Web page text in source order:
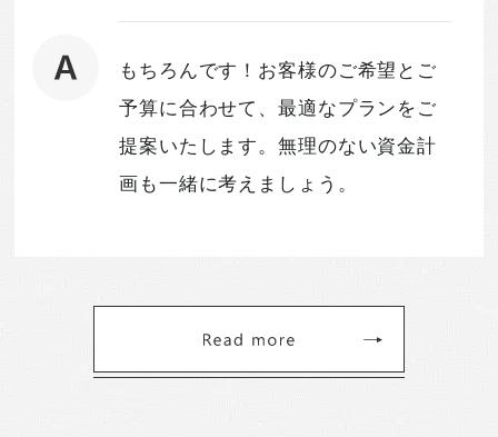
もちろんです！お客様のご希望とご
予算に合わせて、最適なプランをご
提案いたします。無理のない資金計
画も一緒に考えましょう。